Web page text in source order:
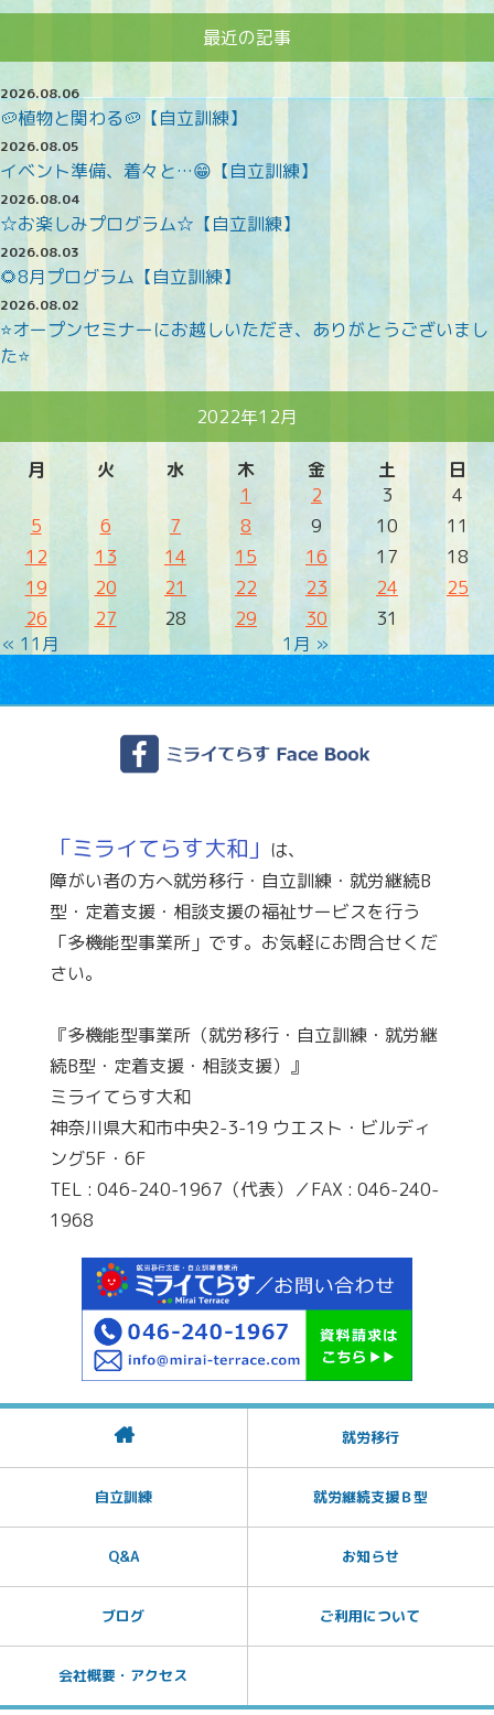
最近の記事
2026.08.06
🥔植物と関わる🥔【自立訓練】
2026.08.05
イベント準備、着々と…😁【自立訓練】
2026.08.04
☆お楽しみプログラム☆【自立訓練】
2026.08.03
🌻8月プログラム【自立訓練】
2026.08.02
⭐オープンセミナーにお越しいただき、ありがとうございまし
た⭐
2022年12月
月 火 水 木 金 土 日
« 11月 1月 »
1 2 3
4
5
6 7 8 9 10
11
12
13 14 15 16 17
18
19
20 21 22 23 24
25
26
27 28 29 30 31
「ミライてらす大和」 は、
障がい者の方へ就労移行・自立訓練・就労継続B
型・定着支援・相談支援の福祉サービスを行う
「多機能型事業所」です。お気軽にお問合せくだ
さい。
『多機能型事業所（就労移行・自立訓練・就労継
続B型・定着支援・相談支援）』
ミライてらす大和
神奈川県大和市中央2-3-19 ウエスト・ビルディ
ング5F・6F
TEL : 046-240-1967（代表）／FAX : 046-240-
1968
就労移行
自立訓練 就労継続支援Ｂ型
Q&A お知らせ
ブログ ご利用について
会社概要・アクセス